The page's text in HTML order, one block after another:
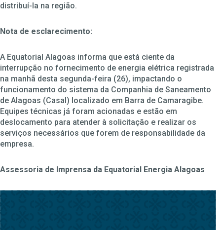
distribuí-la na região.
Nota de esclarecimento:
A Equatorial Alagoas informa que está ciente da
interrupção no fornecimento de energia elétrica registrada
na manhã desta segunda-feira (26), impactando o
funcionamento do sistema da Companhia de Saneamento
de Alagoas (Casal) localizado em Barra de Camaragibe.
Equipes técnicas já foram acionadas e estão em
deslocamento para atender à solicitação e realizar os
serviços necessários que forem de responsabilidade da
empresa.
Assessoria de Imprensa da Equatorial Energia Alagoas